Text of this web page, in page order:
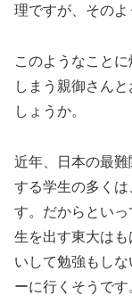
理ですが、そのよ
このようなこと
しまう親御さん
しょうか。
近年、日本の最
する学生の多く
す。だからとい
生を出す東大は
いして勉強もし
ーに行くそうで